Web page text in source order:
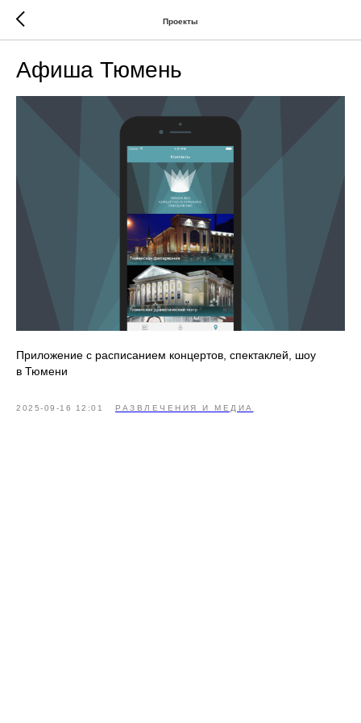
Проекты
Афиша Тюмень
Приложение с расписанием концертов, спектаклей, шоу
в Тюмени
2025-09-16 12:01 РАЗВЛЕЧЕНИЯ И МЕДИА